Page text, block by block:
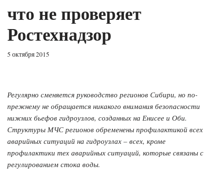
что не проверяет
Ростехнадзор
5 октября 2015
Регулярно сменяется руководство регионов Сибири, но по-
прежнему не обращается никакого внимания безопасности
нижних бьефов гидроузлов, созданных на Енисее и Оби.
Структуры МЧС регионов обременены профилактикой всех
аварийных ситуаций на гидроузлах – всех, кроме
профилактики тех аварийных ситуаций, которые связаны с
регулированием стока воды.